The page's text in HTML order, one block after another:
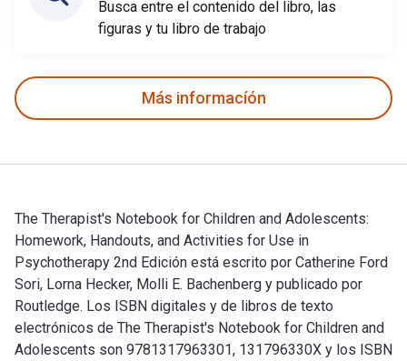
Busca entre el contenido del libro, las
figuras y tu libro de trabajo
Más informacíón
The Therapist's Notebook for Children and Adolescents:
Homework, Handouts, and Activities for Use in
Psychotherapy 2nd Edición está escrito por Catherine Ford
Sori, Lorna Hecker, Molli E. Bachenberg y publicado por
Routledge. Los ISBN digitales y de libros de texto
electrónicos de The Therapist's Notebook for Children and
Adolescents son 9781317963301, 131796330X y los ISBN